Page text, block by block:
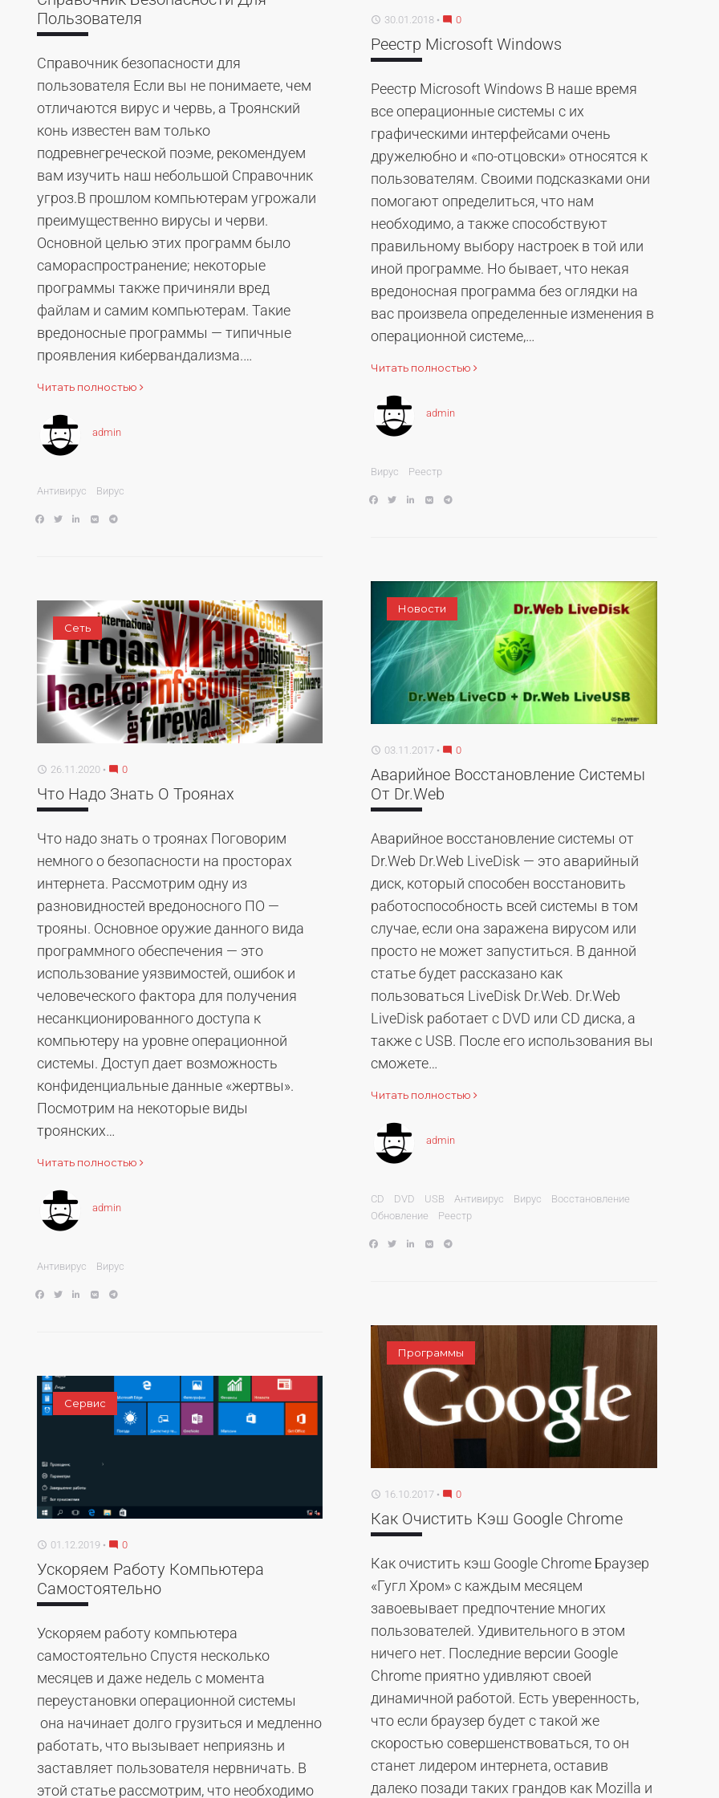
Пользователя
Справочник безопасности для
пользователя Если вы не понимаете, чем
отличаются вирус и червь, а Троянский
конь известен вам только
подревнегреческой поэме, рекомендуем
вам изучить наш небольшой Справочник
угроз.В прошлом компьютерам угрожали
преимущественно вирусы и черви.
Основной целью этих программ было
самораспространение; некоторые
программы также причиняли вред
файлам и самим компьютерам. Такие
вредоносные программы — типичные
проявления кибервандализма.…
Читать полностью
admin
Антивирус Вирус
Сеть
access_time 26.11.2020 mode_comment 0
Что Надо Знать О Троянах
Что надо знать о троянах Поговорим
немного о безопасности на просторах
интернета. Рассмотрим одну из
разновидностей вредоносного ПО —
трояны. Основное оружие данного вида
программного обеспечения — это
использование уязвимостей, ошибок и
человеческого фактора для получения
несанкционированного доступа к
компьютеру на уровне операционной
системы. Доступ дает возможность
конфиденциальные данные «жертвы».
Посмотрим на некоторые виды
троянских…
Читать полностью
admin
Антивирус Вирус
Сервис
access_time 01.12.2019 mode_comment 0
Ускоряем Работу Компьютера
Самостоятельно
Ускоряем работу компьютера
самостоятельно Спустя несколько
месяцев и даже недель с момента
переустановки операционной системы
она начинает долго грузиться и медленно
работать, что вызывает неприязнь и
заставляет пользователя нервничать. В
этой статье рассмотрим, что необходимо
access_time 30.01.2018 mode_comment 0
Реестр Microsoft Windows
Реестр Microsoft Windows В наше время
все операционные системы с их
графическими интерфейсами очень
дружелюбно и «по-отцовски» относятся к
пользователям. Своими подсказками они
помогают определиться, что нам
необходимо, а также способствуют
правильному выбору настроек в той или
иной программе. Но бывает, что некая
вредоносная программа без оглядки на
вас произвела определенные изменения в
операционной системе,…
Читать полностью
admin
Вирус Реестр
Новости
access_time 03.11.2017 mode_comment 0
Аварийное Восстановление Системы
От Dr.Web
Аварийное восстановление системы от
Dr.Web Dr.Web LiveDisk — это аварийный
диск, который способен восстановить
работоспособность всей системы в том
случае, если она заражена вирусом или
просто не может запуститься. В данной
статье будет рассказано как
пользоваться LiveDisk Dr.Web. Dr.Web
LiveDisk работает с DVD или CD диска, а
также с USB. После его использования вы
сможете…
Читать полностью
admin
CD DVD USB Антивирус Вирус
Восстановление
Обновление
Реестр
Программы
access_time 16.10.2017 mode_comment 0
Как Очистить Кэш Google Chrome
Как очистить кэш Google Chrome Браузер
«Гугл Хром» с каждым месяцем
завоевывает предпочтение многих
пользователей. Удивительного в этом
ничего нет. Последние версии Google
Chrome приятно удивляют своей
динамичной работой. Есть уверенность,
что если браузер будет с такой же
скоростью совершенствоваться, то он
станет лидером интернета, оставив
далеко позади таких грандов как Mozilla и